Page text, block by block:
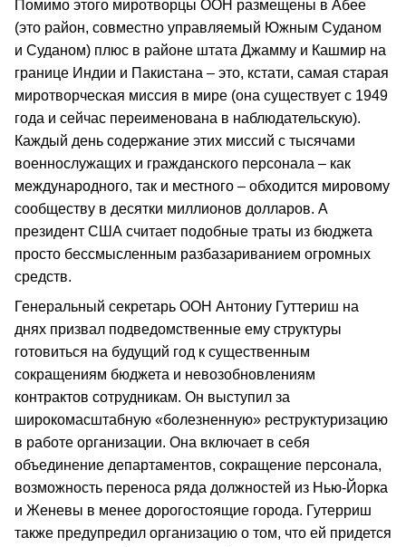
Помимо этого миротворцы ООН размещены в Абее
(это район, совместно управляемый Южным Суданом
и Суданом) плюс в районе штата Джамму и Кашмир на
границе Индии и Пакистана – это, кстати, самая старая
миротворческая миссия в мире (она существует с 1949
года и сейчас переименована в наблюдательскую).
Каждый день содержание этих миссий с тысячами
военнослужащих и гражданского персонала – как
международного, так и местного – обходится мировому
сообществу в десятки миллионов долларов. А
президент США считает подобные траты из бюджета
просто бессмысленным разбазариванием огромных
средств.
Генеральный секретарь ООН Антониу Гуттериш на
днях призвал подведомственные ему структуры
готовиться на будущий год к существенным
сокращениям бюджета и невозобновлениям
контрактов сотрудникам. Он выступил за
широкомасштабную «болезненную» реструктуризацию
в работе организации. Она включает в себя
объединение департаментов, сокращение персонала,
возможность переноса ряда должностей из Нью-Йорка
и Женевы в менее дорогостоящие города. Гутерриш
также предупредил организацию о том, что ей придется